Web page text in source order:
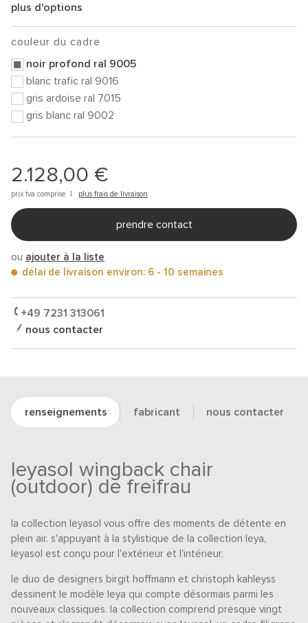
plus d'options
couleur du cadre
noir profond ral 9005
blanc trafic ral 9016
gris ardoise ral 7015
gris blanc ral 9002
2.128,00 €
prix tva comprise | plus frais de livraison
prendre contact
ou ajouter à la liste
délai de livraison environ: 6 - 10 semaines
+49 7231 313061
nous contacter
renseignements fabricant nous contacter
leyasol wingback chair
(outdoor) de freifrau
la collection leyasol vous offre des moments de détente en
plein air. s'appuyant à la stylistique de la collection leya,
leyasol est conçu pour l'extérieur et l'intérieur.
le duo de designers birgit hoffmann et christoph kahleyss
dessinent le modèle leya qui compte désormais parmi les
nouveaux classiques. la collection comprend presque vingt